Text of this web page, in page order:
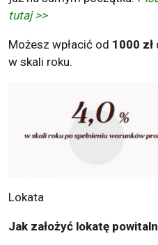
tutaj >>
Możesz wpłacić od 1000 zł
w skali roku.
Lokata
Jak założyć lokatę